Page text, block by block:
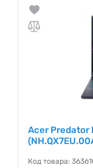
Acer Predator
Код товара: